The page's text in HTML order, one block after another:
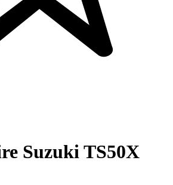
Suzuki TS50X